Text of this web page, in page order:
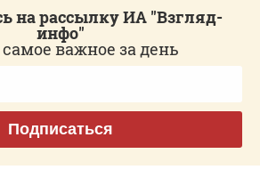
на рассылку ИА "Взгляд-
инфо"
важное за день
Подписаться